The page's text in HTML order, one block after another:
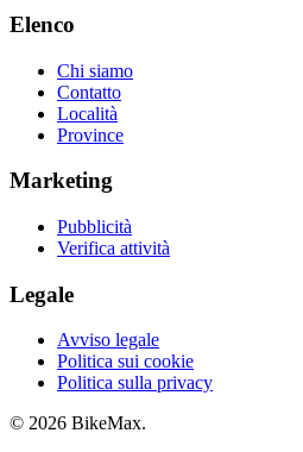
Elenco
Chi siamo
Contatto
Località
Province
Marketing
Pubblicità
Verifica attività
Legale
Avviso legale
Politica sui cookie
Politica sulla privacy
© 2026 BikeMax.